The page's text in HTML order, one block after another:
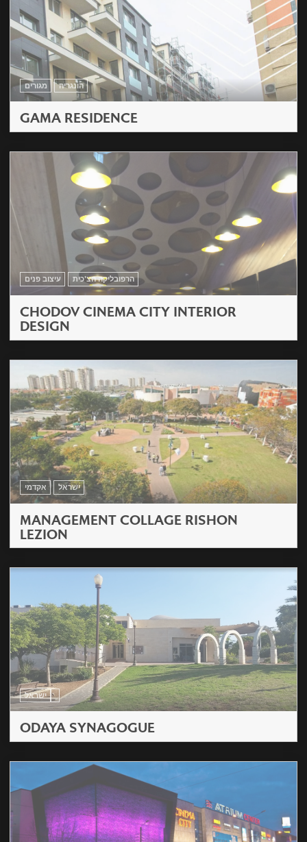
הונגריה מגורים
GAMA RESIDENCE
הרפובליקה הצ'כית עיצוב פנים
CHODOV CINEMA CITY INTERIOR
DESIGN
ישראל אקדמי
MANAGEMENT COLLAGE RISHON
LEZION
ישראל
ODAYA SYNAGOGUE